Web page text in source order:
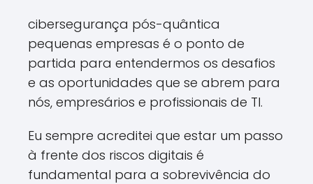
cibersegurança pós-quântica
pequenas empresas é o ponto de
partida para entendermos os desafios
e as oportunidades que se abrem para
nós, empresários e profissionais de TI.
Eu sempre acreditei que estar um passo
à frente dos riscos digitais é
fundamental para a sobrevivência do